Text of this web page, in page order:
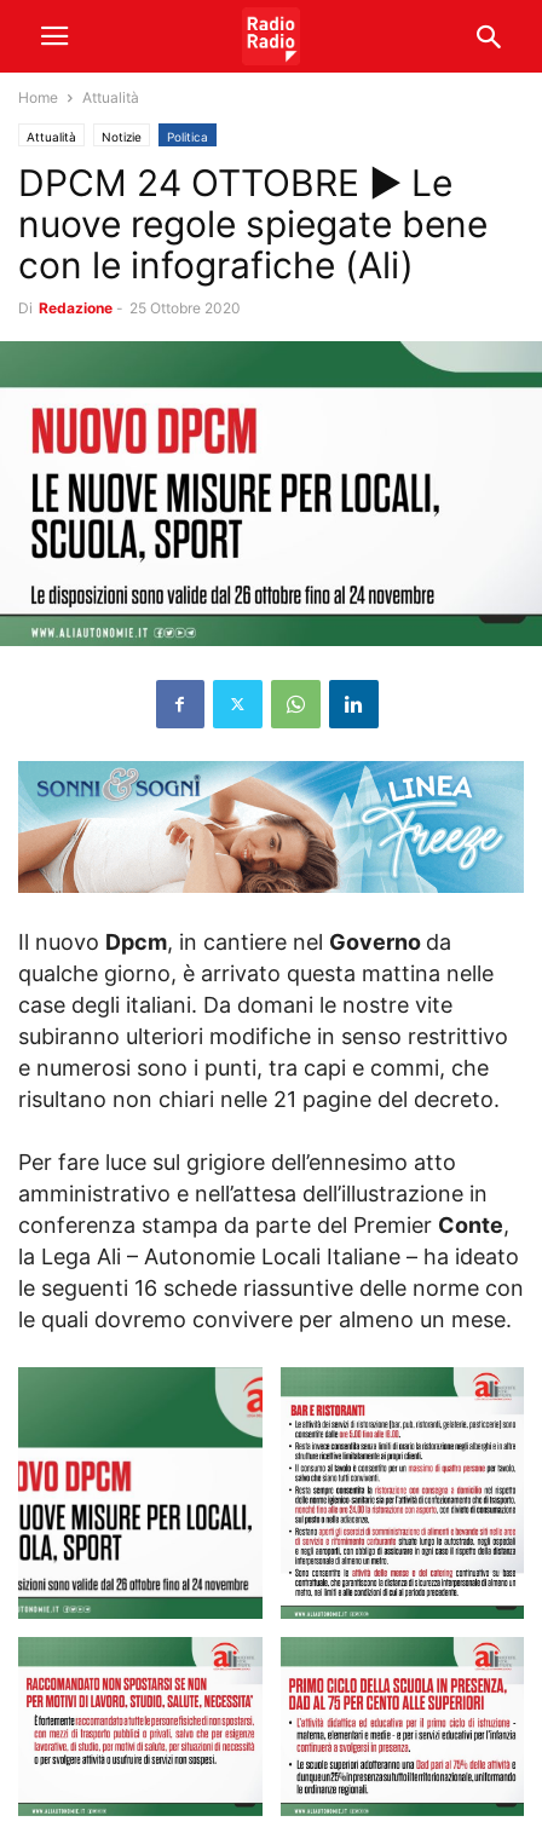
Home Attualità
Attualità Notizie Politica
DPCM 24 OTTOBRE ► Le
nuove regole spiegate bene
con le infografiche (Ali)
Di Redazione - 25 Ottobre 2020
Il nuovo Dpcm, in cantiere nel Governo da
qualche giorno, è arrivato questa mattina nelle
case degli italiani. Da domani le nostre vite
subiranno ulteriori modifiche in senso restrittivo
e numerosi sono i punti, tra capi e commi, che
risultano non chiari nelle 21 pagine del decreto.
Per fare luce sul grigiore dell’ennesimo atto
amministrativo e nell’attesa dell’illustrazione in
conferenza stampa da parte del Premier Conte,
la Lega Ali – Autonomie Locali Italiane – ha ideato
le seguenti 16 schede riassuntive delle norme con
le quali dovremo convivere per almeno un mese.